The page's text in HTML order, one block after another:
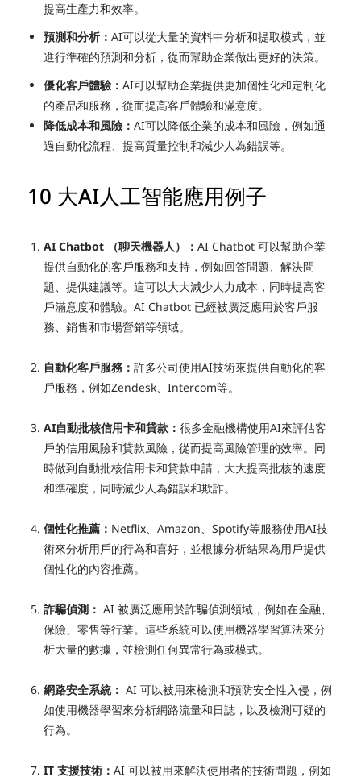
提高生產力和效率。
預測和分析：AI可以從大量的資料中分析和提取模式，並
進行準確的預測和分析，從而幫助企業做出更好的決策。
優化客戶體驗：AI可以幫助企業提供更加個性化和定制化
的產品和服務，從而提高客戶體驗和滿意度。
降低成本和風險：AI可以降低企業的成本和風險，例如通
過自動化流程、提高質量控制和減少人為錯誤等。
10 大AI人工智能應用例子
AI Chatbot （聊天機器人）：AI Chatbot 可以幫助企業
提供自動化的客戶服務和支持，例如回答問題、解決問
題、提供建議等。這可以大大減少人力成本，同時提高客
戶滿意度和體驗。AI Chatbot 已經被廣泛應用於客戶服
務、銷售和市場營銷等領域。
自動化客戶服務：許多公司使用AI技術來提供自動化的客
戶服務，例如Zendesk、Intercom等。
AI自動批核信用卡和貸款：很多金融機構使用AI來評估客
戶的信用風險和貸款風險，從而提高風險管理的效率。同
時做到自動批核信用卡和貸款申請，大大提高批核的速度
和準確度，同時減少人為錯誤和欺詐。
個性化推薦： Netflix、Amazon、Spotify等服務使用AI技
術來分析用戶的行為和喜好，並根據分析結果為用戶提供
個性化的內容推薦。
詐騙偵測： AI 被廣泛應用於詐騙偵測領域，例如在金融、
保險、零售等行業。這些系統可以使用機器學習算法來分
析大量的數據，並檢測任何異常行為或模式。
網路安全系統： AI 可以被用來檢測和預防安全性入侵，例
如使用機器學習來分析網路流量和日誌，以及檢測可疑的
行為。
IT 支援技術：AI 可以被用來解決使用者的技術問題，例如